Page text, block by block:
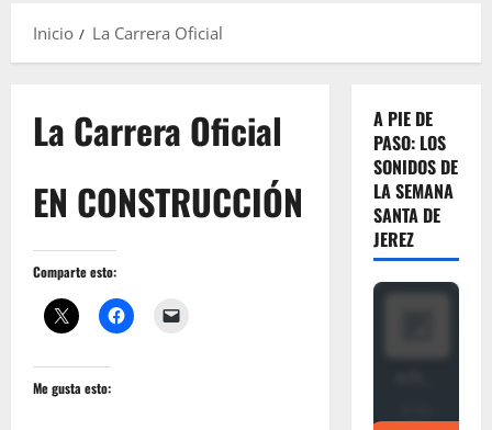
Inicio
La Carrera Oficial
La Carrera Oficial
EN CONSTRUCCIÓN
Comparte esto:
Me gusta esto:
A PIE DE
PASO: LOS
SONIDOS DE
LA SEMANA
SANTA DE
JEREZ